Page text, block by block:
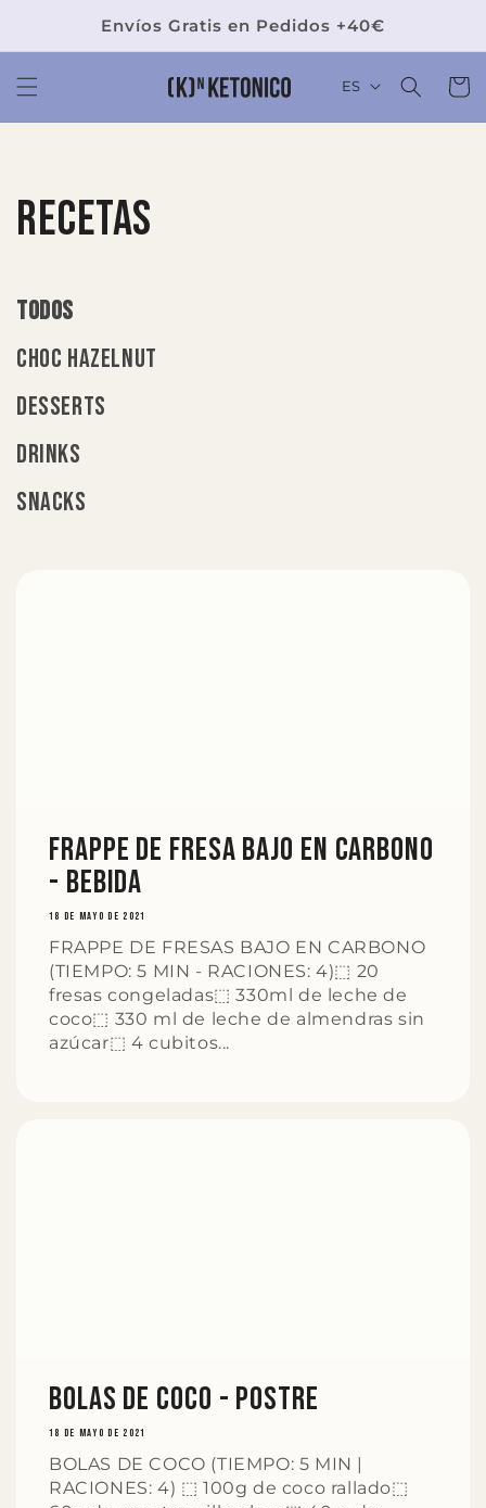
directamenteEnvíos Gratis en Pedidos +40€
ES Carrito
Recetas
TODOS
CHOC HAZELNUT
DESSERTS
DRINKS
SNACKS
FRAPPE DE FRESA BAJO EN CARBONO
- Bebida
18 DE MAYO DE 2021
FRAPPE DE FRESAS BAJO EN CARBONO
(TIEMPO: 5 MIN - RACIONES: 4)⬚ 20
fresas congeladas⬚ 330ml de leche de
coco⬚ 330 ml de leche de almendras sin
azúcar⬚ 4 cubitos...
BOLAS DE COCO - Postre
18 DE MAYO DE 2021
BOLAS DE COCO (TIEMPO: 5 MIN |
RACIONES: 4) ⬚ 100g de coco rallado⬚